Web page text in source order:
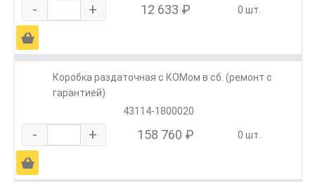
- + 12 633 ₽ 0 шт.
Ä
Коробка раздаточная с КОМом в сб. (ремонт с
гарантией)
43114-1800020
- + 158 760 ₽ 0 шт.
Ä